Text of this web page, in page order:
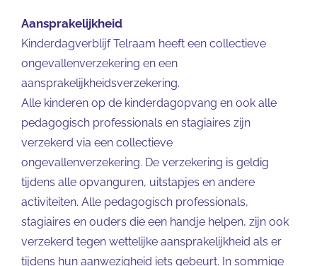
Aansprakelijkheid
Kinderdagverblijf Telraam heeft een collectieve
ongevallenverzekering en een
aansprakelijkheidsverzekering.
Alle kinderen op de kinderdagopvang en ook alle
pedagogisch professionals en stagiaires zijn
verzekerd via een collectieve
ongevallenverzekering. De verzekering is geldig
tijdens alle opvanguren, uitstapjes en andere
activiteiten. Alle pedagogisch professionals,
stagiaires en ouders die een handje helpen, zijn ook
verzekerd tegen wettelijke aansprakelijkheid als er
tijdens hun aanwezigheid iets gebeurt. In sommige